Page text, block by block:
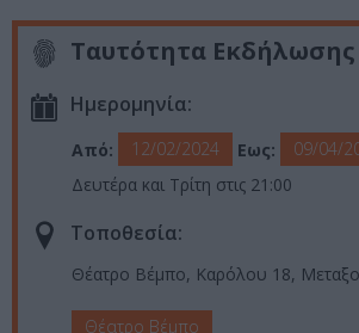
Ταυτότητα Εκδήλωσης
Ημερομηνία:
Από: 12/02/2024 Εως:
09/04/
Δευτέρα και Τρίτη στις 21:00
Τοποθεσία:
Θέατρο Βέμπο, Καρόλου 18,
Θέατρο Βέμπο